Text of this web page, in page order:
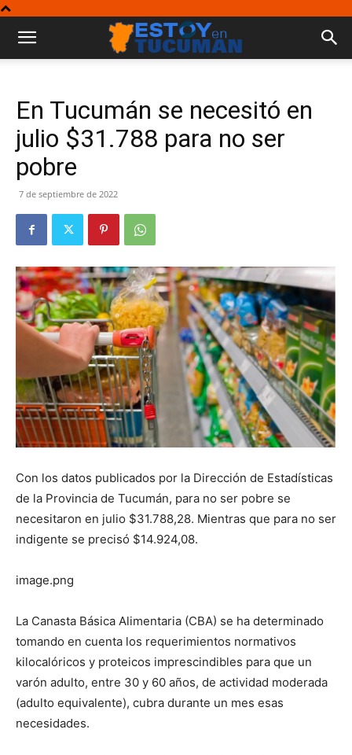
En Tucumán se necesitó en
julio $31.788 para no ser
pobre
7 de septiembre de 2022
Con los datos publicados por la Dirección de Estadísticas
de la Provincia de Tucumán, para no ser pobre se
necesitaron en julio $31.788,28. Mientras que para no ser
indigente se precisó $14.924,08.
image.png
La Canasta Básica Alimentaria (CBA) se ha determinado
tomando en cuenta los requerimientos normativos
kilocalóricos y proteicos imprescindibles para que un
varón adulto, entre 30 y 60 años, de actividad moderada
(adulto equivalente), cubra durante un mes esas
necesidades.